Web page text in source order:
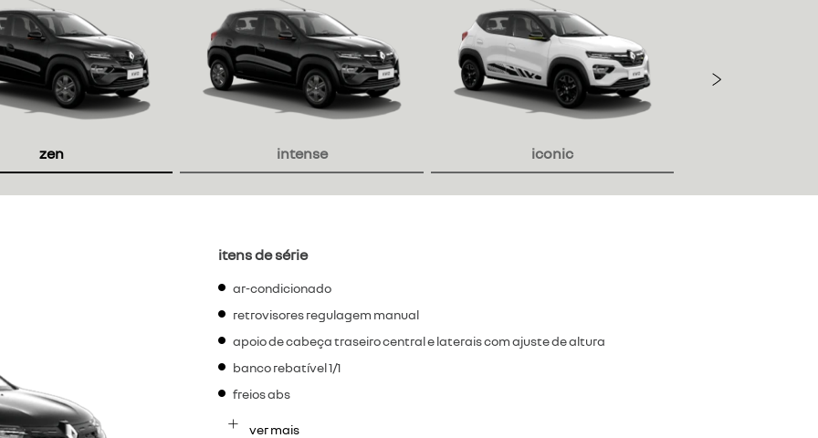
zen intense iconic
itens de série
ar-condicionado
retrovisores regulagem manual
apoio de cabeça traseiro central e laterais com ajuste de altura
banco rebatível 1/1
freios abs
ver mais